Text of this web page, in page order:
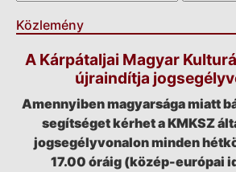
Közlemény
A Kárpátaljai Magyar
újraindítja
Amennyiben magyarsága miatt
segítséget kérhet a KMKSZ
jogsegélyvonalon minden
17.00 óráig (közép-európai